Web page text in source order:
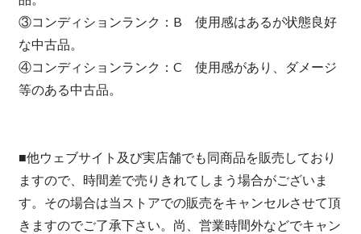
③コンディションランク：B 使用感はあるが状態良好
な中古品。
④コンディションランク：C 使用感があり、ダメージ
等のある中古品。
■他ウェブサイト及び実店舗でも同商品を販売しており
ますので、時間差で売りきれてしまう場合がございま
す。その場合は当ストアでの販売をキャンセルさせて頂
きますのでご了承下さい。尚、営業時間外などでキャン